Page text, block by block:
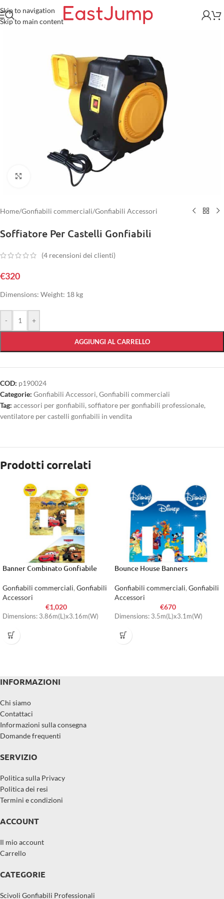
Skip to navigation
Skip to main content
Click to enlarge
Home/Gonfiabili commerciali/Gonfiabili Accessori
Soffiatore Per Castelli Gonfiabili
(4 recensioni dei clienti)
€320
Dimensions: Weight: 18 kg
- +
AGGIUNGI AL CARRELLO
COD: p190024
Categorie: Gonfiabili Accessori, Gonfiabili commerciali
Tag: accessori per gonfiabili, soffiatore per gonfiabili professionale,
ventilatore per castelli gonfiabili in vendita
Prodotti correlati
Banner Combinato Gonfiabile
Gonfiabili commerciali, Gonfiabili
Accessori
€1,020
Dimensions: 3.86m(L)x3.16m(W)
Bounce House Banners
Gonfiabili commerciali, Gonfiabili
Accessori
€670
Dimensions: 3.5m(L)x3.1m(W)
INFORMAZIONI
Chi siamo
Contattaci
Informazioni sulla consegna
Domande frequenti
SERVIZIO
Politica sulla Privacy
Politica dei resi
Termini e condizioni
ACCOUNT
Il mio account
Carrello
CATEGORIE
Scivoli Gonfiabili Professionali